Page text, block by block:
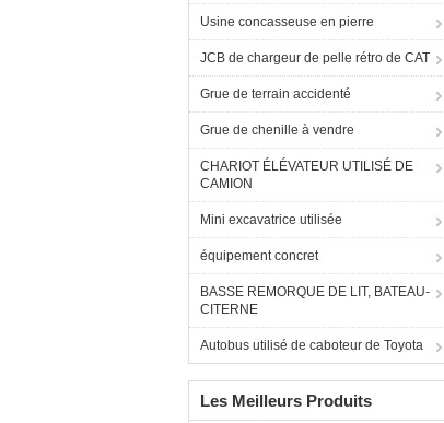
Usine concasseuse en pierre
JCB de chargeur de pelle rétro de CAT
Grue de terrain accidenté
Grue de chenille à vendre
CHARIOT ÉLÉVATEUR UTILISÉ DE
CAMION
Mini excavatrice utilisée
équipement concret
BASSE REMORQUE DE LIT, BATEAU-
CITERNE
Autobus utilisé de caboteur de Toyota
Les Meilleurs Produits